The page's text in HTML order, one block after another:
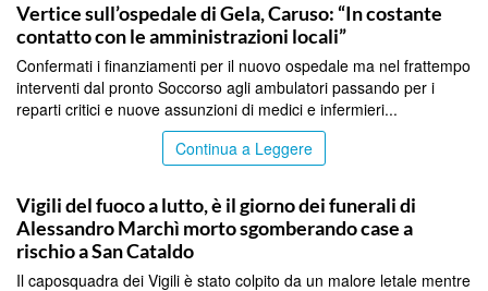
Vertice sull’ospedale di Gela, Caruso: “In costante
contatto con le amministrazioni locali”
Confermati i finanziamenti per il nuovo ospedale ma nel frattempo
interventi dal pronto Soccorso agli ambulatori passando per i
reparti critici e nuove assunzioni di medici e infermieri...
Continua a Leggere
Vigili del fuoco a lutto, è il giorno dei funerali di
Alessandro Marchì morto sgomberando case a
rischio a San Cataldo
Il caposquadra dei Vigili è stato colpito da un malore letale mentre